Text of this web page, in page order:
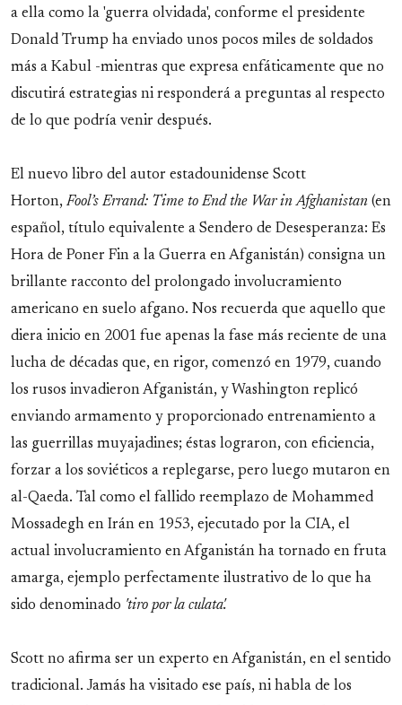
a ella como la 'guerra olvidada', conforme el presidente
Donald Trump ha enviado unos pocos miles de soldados
más a Kabul -mientras que expresa enfáticamente que no
discutirá estrategias ni responderá a preguntas al respecto
de lo que podría venir después.
El nuevo libro del autor estadounidense Scott
Horton, Fool’s Errand: Time to End the War in Afghanistan (en
español, título equivalente a Sendero de Desesperanza: Es
Hora de Poner Fin a la Guerra en Afganistán) consigna un
brillante racconto del prolongado involucramiento
americano en suelo afgano. Nos recuerda que aquello que
diera inicio en 2001 fue apenas la fase más reciente de una
lucha de décadas que, en rigor, comenzó en 1979, cuando
los rusos invadieron Afganistán, y Washington replicó
enviando armamento y proporcionado entrenamiento a
las guerrillas muyajadines; éstas lograron, con eficiencia,
forzar a los soviéticos a replegarse, pero luego mutaron en
al-Qaeda. Tal como el fallido reemplazo de Mohammed
Mossadegh en Irán en 1953, ejecutado por la CIA, el
actual involucramiento en Afganistán ha tornado en fruta
amarga, ejemplo perfectamente ilustrativo de lo que ha
sido denominado 'tiro por la culata'.
Scott no afirma ser un experto en Afganistán, en el sentido
tradicional. Jamás ha visitado ese país, ni habla de los